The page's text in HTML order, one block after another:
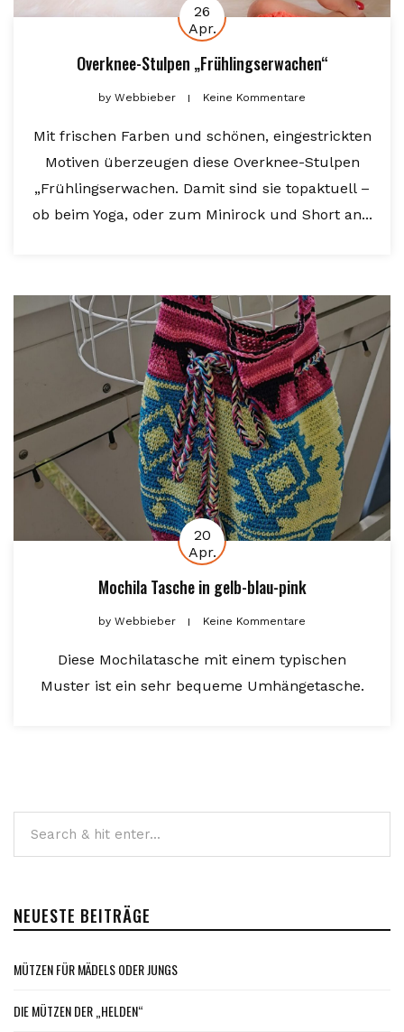
26
Apr.
Overknee-Stulpen „Frühlingserwachen“
by Webbieber Keine Kommentare
Mit frischen Farben und schönen, eingestrickten
Motiven überzeugen diese Overknee-Stulpen
„Frühlingserwachen. Damit sind sie topaktuell –
ob beim Yoga, oder zum Minirock und Short an...
20
Apr.
Mochila Tasche in gelb-blau-pink
by Webbieber Keine Kommentare
Diese Mochilatasche mit einem typischen
Muster ist ein sehr bequeme Umhängetasche.
NEUESTE BEITRÄGE
MÜTZEN FÜR MÄDELS ODER JUNGS
DIE MÜTZEN DER „HELDEN“